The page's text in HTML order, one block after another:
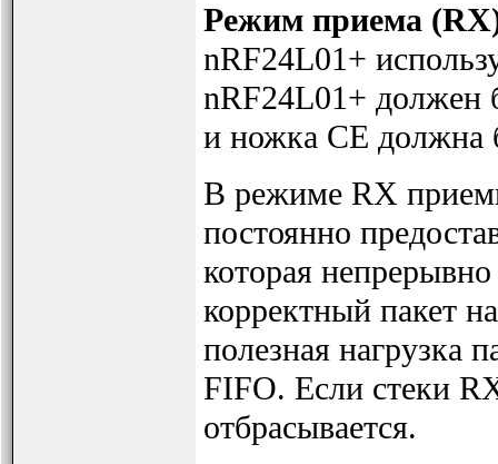
Режим приема
nRF24L01+
nRF24L01+ должен
и ножка CE должна
В режиме RX
постоянно
которая
корректный пакет
полезная нагрузка
FIFO. Если стеки
отбрасывается.